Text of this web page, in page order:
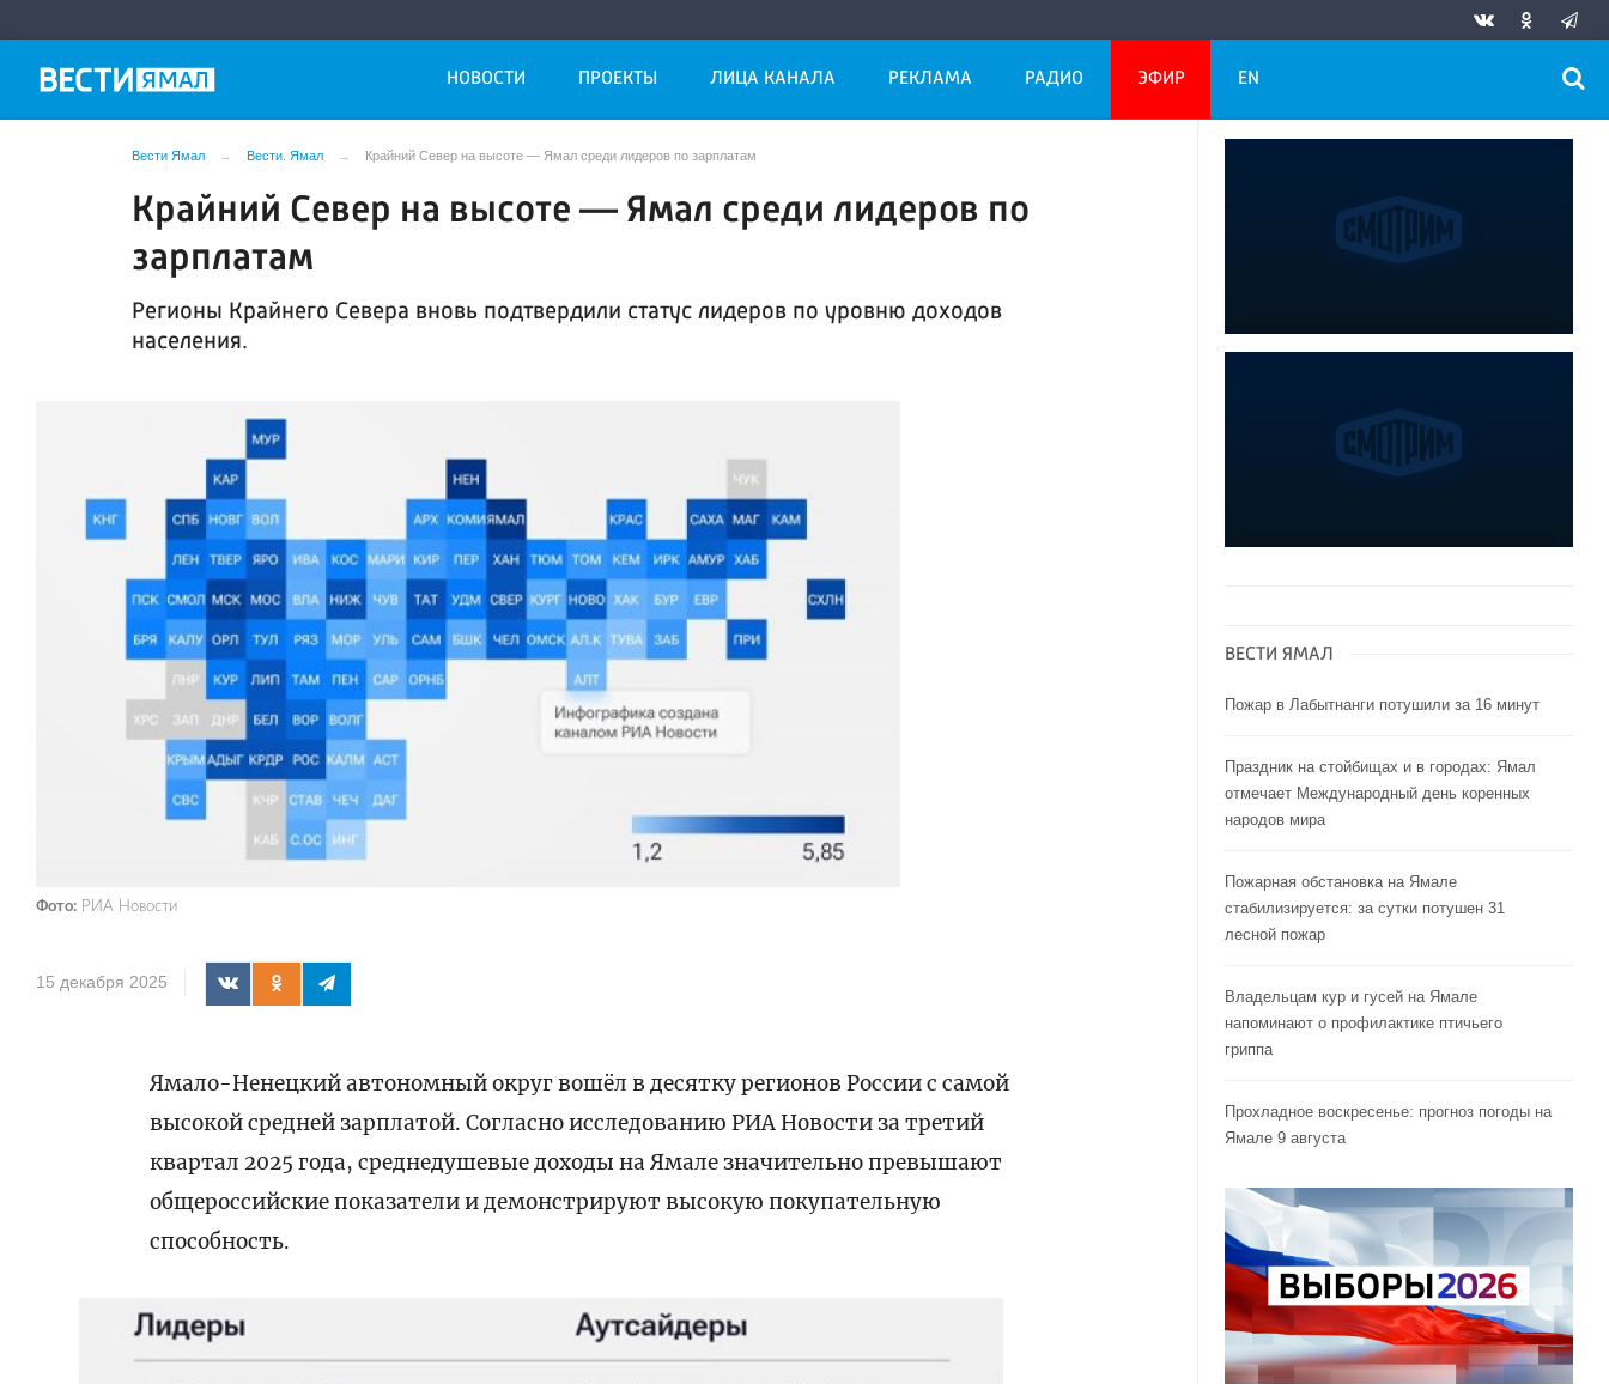
НОВОСТИ ПРОЕКТЫ ЛИЦА КАНАЛА РЕКЛАМА РАДИО ЭФИР EN
Вести Ямал Вести. Ямал Крайний Север на высоте — Ямал среди лидеров по зарплатам
Крайний Север на высоте — Ямал среди лидеров по
зарплатам
Регионы Крайнего Севера вновь подтвердили статус лидеров по уровню доходов
населения.
Фото: РИА Новости
15 декабря 2025
Ямало-Ненецкий автономный округ вошёл в десятку регионов России с самой
высокой средней зарплатой. Согласно исследованию РИА Новости за третий
квартал 2025 года, среднедушевые доходы на Ямале значительно превышают
общероссийские показатели и демонстрируют высокую покупательную
способность.
ВЕСТИ ЯМАЛ
Пожар в Лабытнанги потушили за 16 минут
Праздник на стойбищах и в городах: Ямал
отмечает Международный день коренных
народов мира
Пожарная обстановка на Ямале
стабилизируется: за сутки потушен 31
лесной пожар
Владельцам кур и гусей на Ямале
напоминают o профилактике птичьего
гриппа
Прохладное воскресенье: прогноз погоды на
Ямале 9 августа